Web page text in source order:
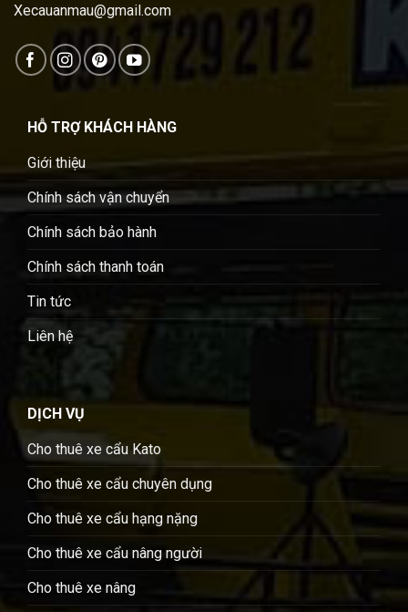
Xecauanmau@gmail.com
HỖ TRỢ KHÁCH HÀNG
Giới thiệu
Chính sách vận chuyển
Chính sách bảo hành
Chính sách thanh toán
Tin tức
Liên hệ
DỊCH VỤ
Cho thuê xe cẩu Kato
Cho thuê xe cẩu chuyên dụng
Cho thuê xe cẩu hạng nặng
Cho thuê xe cẩu nâng người
Cho thuê xe nâng